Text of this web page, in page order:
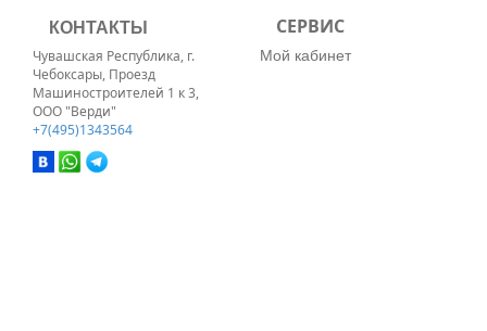
КОНТАКТЫ
Чувашская Республика, г.
Чебоксары, Проезд
Машиностроителей 1 к 3,
ООО "Верди"
+7(495)1343564
СЕРВИС
Мой кабинет